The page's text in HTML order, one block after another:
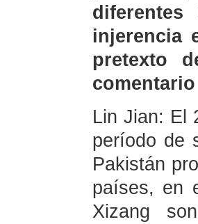
injerencia
pretexto
Lin Jian: El
período de
Pakistán
países, en
Xizang